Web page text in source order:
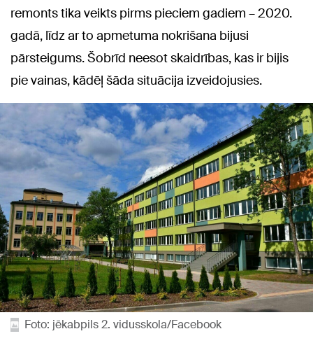
remonts tika veikts pirms pieciem gadiem – 2020.
gadā, līdz ar to apmetuma nokrišana bijusi
pārsteigums. Šobrīd neesot skaidrības, kas ir bijis
pie vainas, kādēļ šāda situācija izveidojusies.
Foto: jēkabpils 2. vidusskola/Facebook